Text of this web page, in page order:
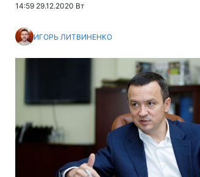
14:59 29.12.2020 Вт
ИГОРЬ ЛИТВИНЕНКО